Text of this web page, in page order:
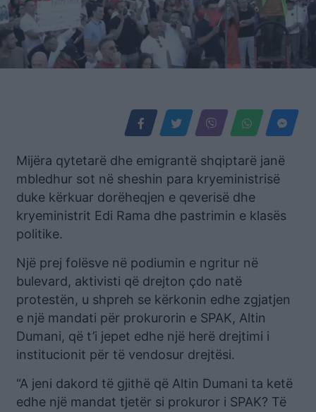
Mijëra qytetarë dhe emigrantë shqiptarë janë
mbledhur sot në sheshin para kryeministrisë
duke kërkuar dorëheqjen e qeverisë dhe
kryeministrit Edi Rama dhe pastrimin e klasës
politike.
Një prej folësve në podiumin e ngritur në
bulevard, aktivisti që drejton çdo natë
protestën, u shpreh se kërkonin edhe zgjatjen
e një mandati për prokurorin e SPAK, Altin
Dumani, që t’i jepet edhe një herë drejtimi i
institucionit për të vendosur drejtësi.
“A jeni dakord të gjithë që Altin Dumani ta ketë
edhe një mandat tjetër si prokuror i SPAK? Të